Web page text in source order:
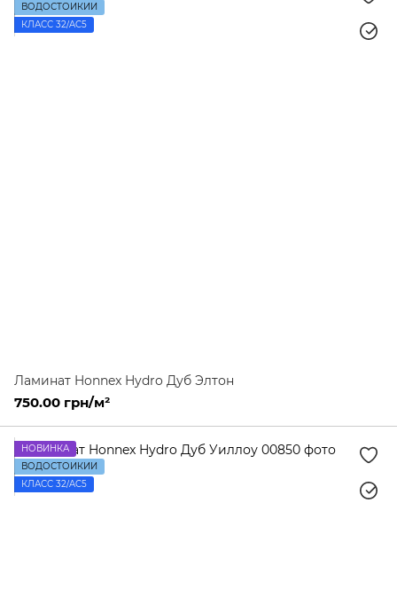
ВОДОСТОЙКИЙ
КЛАСС 32/AC5
Ламинат Honnex Hydro Дуб Элтон
750.00 грн/м²
НОВИНКА
ВОДОСТОЙКИЙ
КЛАСС 32/AC5